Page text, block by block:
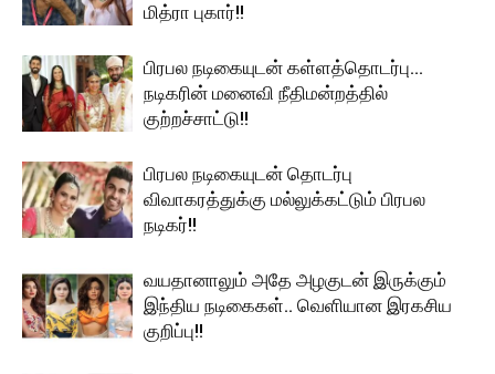
மித்ரா புகார்!!
பிரபல நடிகையுடன் கள்ளத்தொடர்பு…
நடிகரின் மனைவி நீதிமன்றத்தில்
குற்றச்சாட்டு!!
பிரபல நடிகையுடன் தொடர்பு
விவாகரத்துக்கு மல்லுக்கட்டும் பிரபல
நடிகர்!!
வயதானாலும் அதே அழகுடன் இருக்கும்
இந்திய நடிகைகள்.. வெளியான இரகசிய
குறிப்பு!!